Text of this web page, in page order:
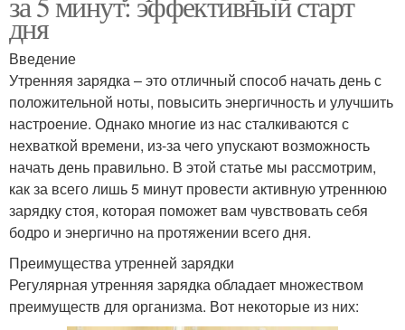
дня
Введение
Утренняя зарядка – это отличный способ начать день с
положительной ноты, повысить энергичность и улучшить
настроение. Однако многие из нас сталкиваются с
нехваткой времени, из-за чего упускают возможность
начать день правильно. В этой статье мы рассмотрим,
как за всего лишь 5 минут провести активную утреннюю
зарядку стоя, которая поможет вам чувствовать себя
бодро и энергично на протяжении всего дня.
Преимущества утренней зарядки
Регулярная утренняя зарядка обладает множеством
преимуществ для организма. Вот некоторые из них: